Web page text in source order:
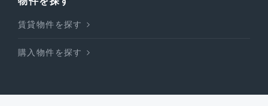
賃貸物件を探す
購入物件を探す